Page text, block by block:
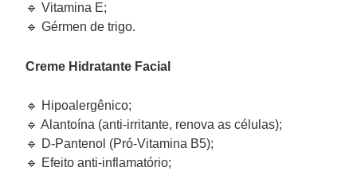
🔹 Vitamina E;
🔹 Gérmen de trigo.
Creme Hidratante Facial
🔹 Hipoalergênico;
🔹 Alantoína (anti-irritante, renova as células);
🔹 D-Pantenol (Pró-Vitamina B5);
🔹 Efeito anti-inflamatório;